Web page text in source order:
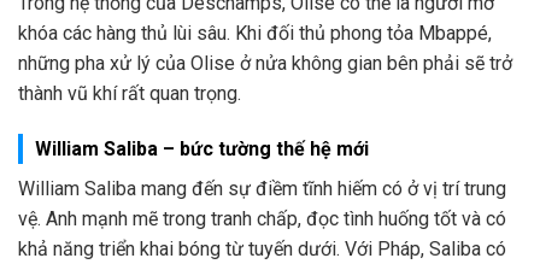
khóa các hàng thủ lùi sâu. Khi đối thủ phong tỏa Mbappé,
những pha xử lý của Olise ở nửa không gian bên phải sẽ trở
thành vũ khí rất quan trọng.
William Saliba – bức tường thế hệ mới
William Saliba mang đến sự điềm tĩnh hiếm có ở vị trí trung
vệ. Anh mạnh mẽ trong tranh chấp, đọc tình huống tốt và có
khả năng triển khai bóng từ tuyến dưới. Với Pháp, Saliba có